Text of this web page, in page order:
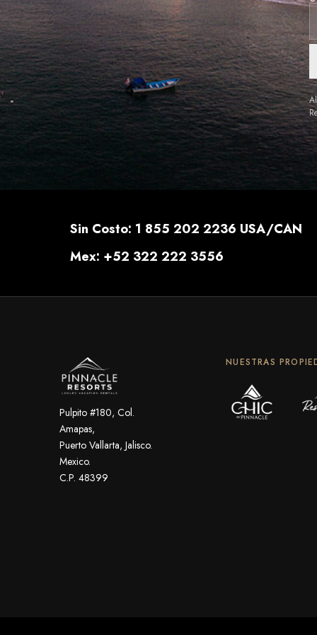
Sin Costo: 1 855 202 2236 USA/CAN
Mex: +52 322 222 3556
Pulpito #180, Col.
Amapas,
Puerto Vallarta, Jalisco.
Mexico.
C.P. 48399
NUESTRAS